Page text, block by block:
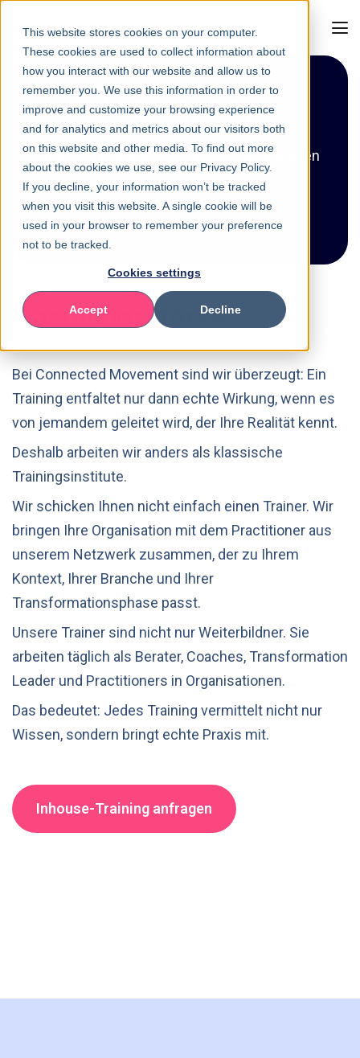
This website stores cookies on your computer.
These cookies are used to collect information about
how you interact with our website and allow us to
remember you. We use this information in order to
improve and customize your browsing experience
and for analytics and metrics about our visitors both
on this website and other media. To find out more
about the cookies we use, see our Privacy Policy.
If you decline, your information won’t be tracked
when you visit this website. A single cookie will be
used in your browser to remember your preference
not to be tracked.
Cookies settings
Accept Decline
Incompany
Inhouse-Trainings – so wie Sie sie erwarten
Jetzt anfragen
Handlungsstärke
Bei Connected Movement sind wir überzeugt: Ein
Training entfaltet nur dann echte Wirkung, wenn es
von jemandem geleitet wird, der Ihre Realität kennt.
Deshalb arbeiten wir anders als klassische
Trainingsinstitute.
Wir schicken Ihnen nicht einfach einen Trainer. Wir
bringen Ihre Organisation mit dem Practitioner aus
unserem Netzwerk zusammen, der zu Ihrem
Kontext, Ihrer Branche und Ihrer
Transformationsphase passt.
Unsere Trainer sind nicht nur Weiterbildner. Sie
arbeiten täglich als Berater, Coaches, Transformation
Leader und Practitioners in Organisationen.
Das bedeutet: Jedes Training vermittelt nicht nur
Wissen, sondern bringt echte Praxis mit.
Inhouse-Training anfragen